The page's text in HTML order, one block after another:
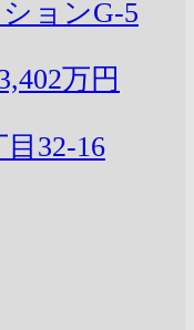
ョンG-5
万円
32-16